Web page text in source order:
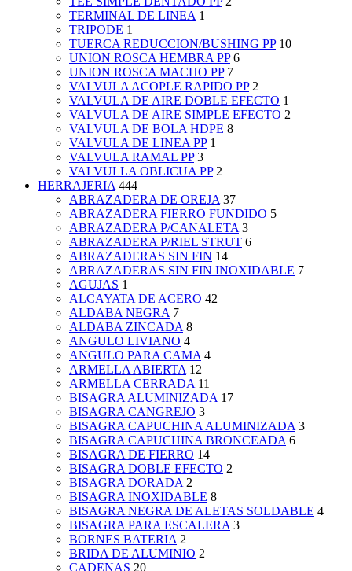
TERMINAL DE LINEA 1
TRIPODE 1
TUERCA REDUCCION/BUSHING PP 10
UNION ROSCA HEMBRA PP 6
UNION ROSCA MACHO PP 7
VALVULA ACOPLE RAPIDO PP 2
VALVULA DE AIRE DOBLE EFECTO 1
VALVULA DE AIRE SIMPLE EFECTO 2
VALVULA DE BOLA HDPE 8
VALVULA DE LINEA PP 1
VALVULA RAMAL PP 3
VALVULLA OBLICUA PP 2
HERRAJERIA 444
ABRAZADERA DE OREJA 37
ABRAZADERA FIERRO FUNDIDO 5
ABRAZADERA P/CANALETA 3
ABRAZADERA P/RIEL STRUT 6
ABRAZADERAS SIN FIN 14
ABRAZADERAS SIN FIN INOXIDABLE 7
AGUJAS 1
ALCAYATA DE ACERO 42
ALDABA NEGRA 7
ALDABA ZINCADA 8
ANGULO LIVIANO 4
ANGULO PARA CAMA 4
ARMELLA ABIERTA 12
ARMELLA CERRADA 11
BISAGRA ALUMINIZADA 17
BISAGRA CANGREJO 3
BISAGRA CAPUCHINA ALUMINIZADA 3
BISAGRA CAPUCHINA BRONCEADA 6
BISAGRA DE FIERRO 14
BISAGRA DOBLE EFECTO 2
BISAGRA DORADA 2
BISAGRA INOXIDABLE 8
BISAGRA NEGRA DE ALETAS SOLDABLE 4
BISAGRA PARA ESCALERA 3
BORNES BATERIA 2
BRIDA DE ALUMINIO 2
CADENAS 20